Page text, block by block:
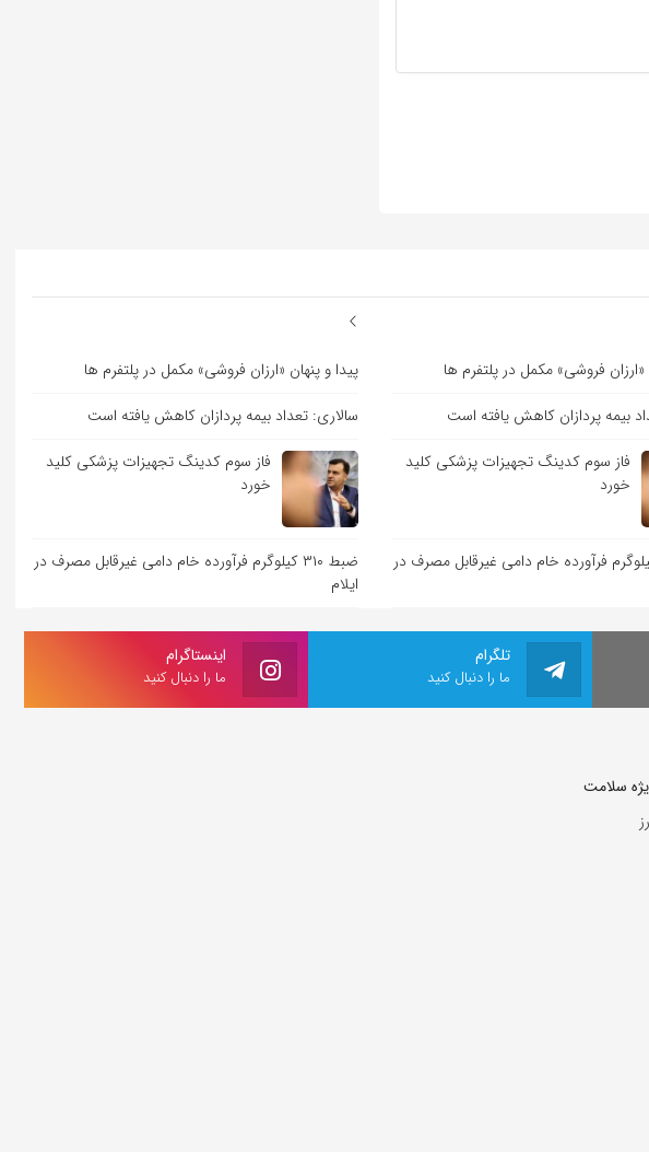
«ارزان فروشی» مکمل در پلتفرم ها
بیمه پردازان کاهش یافته است
فاز سوم کدینگ تجهیزات پزشکی کلید
خورد
۳۱۰ کیلوگرم فرآورده خام دامی غیرقابل مصرف در
پیدا و پنهان «ارزان فروشی» مکمل در پلتفرم ها
سالاری: تعداد بیمه پردازان کاهش یافته است
فاز سوم کدینگ تجهیزات پزشکی کلید
خورد
ضبط ۳۱۰ کیلوگرم فرآورده خام دامی غیرقابل مصرف در
ایلام
اینستاگرام
ما را دنبال کنید
تلگرام
ما را دنبال کنید
سلامت